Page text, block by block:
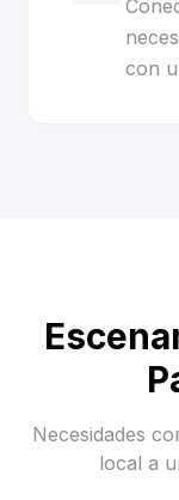
con
Necesidades
local a